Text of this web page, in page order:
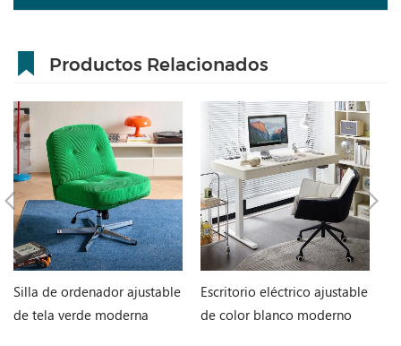
Productos Relacionados
Silla de ordenador ajustable
de tela verde moderna
Escritorio eléctrico ajustable
de color blanco moderno